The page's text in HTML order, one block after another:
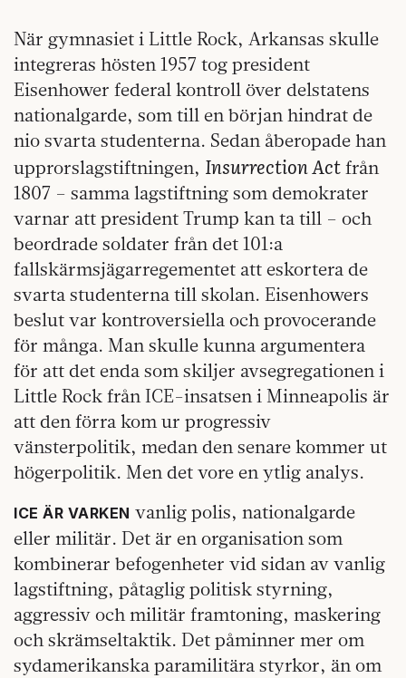
När gymnasiet i Little Rock, Arkansas skulle
integreras hösten 1957 tog president
Eisenhower federal kontroll över delstatens
nationalgarde, som till en början hindrat de
nio svarta studenterna. Sedan åberopade han
upprorslagstiftningen, Insurrection Act från
1807 – samma lagstiftning som demokrater
varnar att president Trump kan ta till – och
beordrade soldater från det 101:a
fallskärmsjägarregementet att eskortera de
svarta studenterna till skolan. Eisenhowers
beslut var kontroversiella och provocerande
för många. Man skulle kunna argumentera
för att det enda som skiljer avsegregationen i
Little Rock från ICE-insatsen i Minneapolis är
att den förra kom ur progressiv
vänsterpolitik, medan den senare kommer ut
högerpolitik. Men det vore en ytlig analys.
ICE ÄR VARKEN vanlig polis, nationalgarde
eller militär. Det är en organisation som
kombinerar befogenheter vid sidan av vanlig
lagstiftning, påtaglig politisk styrning,
aggressiv och militär framtoning, maskering
och skrämseltaktik. Det påminner mer om
sydamerikanska paramilitära styrkor, än om